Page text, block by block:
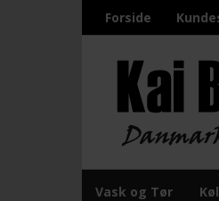
Forside
Vask og Tør